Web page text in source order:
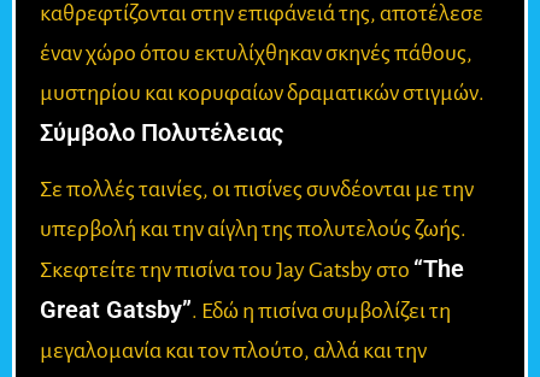
καθρεφτίζονται στην επιφάνειά της, αποτέλεσε
έναν χώρο όπου εκτυλίχθηκαν σκηνές πάθους,
μυστηρίου και κορυφαίων δραματικών στιγμών.
Σύμβολο Πολυτέλειας
Σε πολλές ταινίες, οι πισίνες συνδέονται με την
υπερβολή και την αίγλη της πολυτελούς ζωής.
Σκεφτείτε την πισίνα του Jay Gatsby στο “The
Great Gatsby”. Εδώ η πισίνα συμβολίζει τη
μεγαλομανία και τον πλούτο, αλλά και την